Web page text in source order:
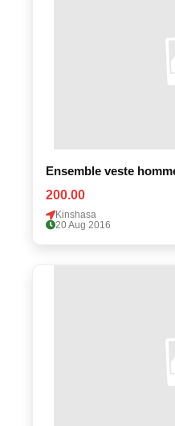
Ensemble veste
200.00
Kinshasa
20 Aug 2016